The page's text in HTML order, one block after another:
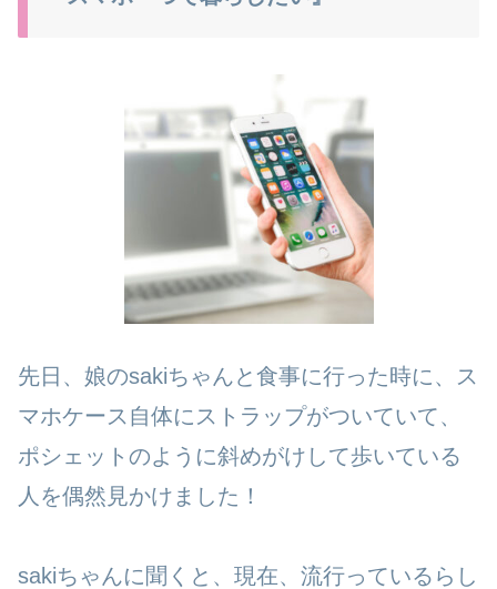
先日、娘のsakiちゃんと食事に行った時に、ス
マホケース自体にストラップがついていて、
ポシェットのように斜めがけして歩いている
人を偶然見かけました！
sakiちゃんに聞くと、現在、流行っているらし